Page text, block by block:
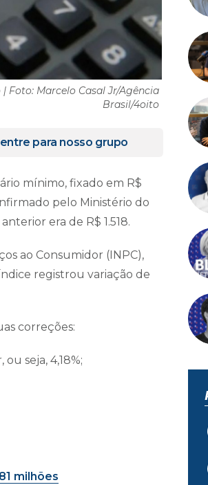
Foto: Marcelo Casal Jr/Agência
Brasil/4oito
para nosso grupo
mínimo, fixado em R$
pelo Ministério do
era de R$ 1.518.
ao Consumidor (INPC),
registrou variação de
correções:
seja, 4,18%;
milhões